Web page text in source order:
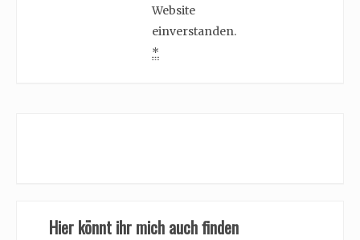
Website
einverstanden.
*
Hier könnt ihr mich auch finden